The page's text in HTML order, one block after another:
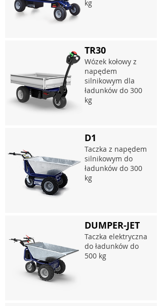
kg
TR30
Wózek kołowy z
napędem
silnikowym dla
ładunków do 300
kg
D1
Taczka z napędem
silnikowym do
ładunków do 300
kg
DUMPER-JET
Taczka elektryczna
do ładunków do
500 kg